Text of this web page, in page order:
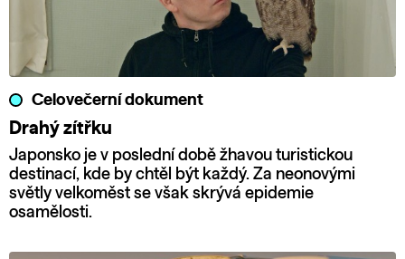
Celovečerní dokument
Drahý zítřku
Japonsko je v poslední době žhavou turistickou
destinací, kde by chtěl být každý. Za neonovými
světly velkoměst se však skrývá epidemie
osamělosti.